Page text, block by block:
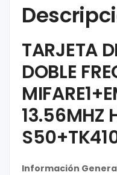
TARJETA
DOBLE
13.56MHZ
Información